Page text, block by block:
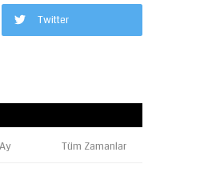
Twitter
Tüm Zamanlar